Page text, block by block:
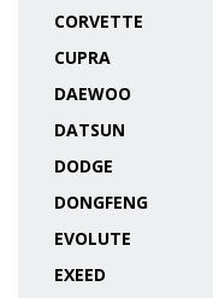
CORVETTE
CUPRA
DAEWOO
DATSUN
DODGE
DONGFENG
EVOLUTE
EXEED